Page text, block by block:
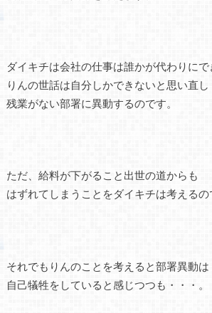
ダイキチは会社の仕事は誰かが代わりにで
りんの世話は自分しかできないと思い直し
残業がない部署に異動するのです。
ただ、給料が下がること出世の道からも
はずれてしまうことをダイキチは考えるの
それでもりんのことを考えると部署異動は
自己犠牲をしていると感じつつも・・・。